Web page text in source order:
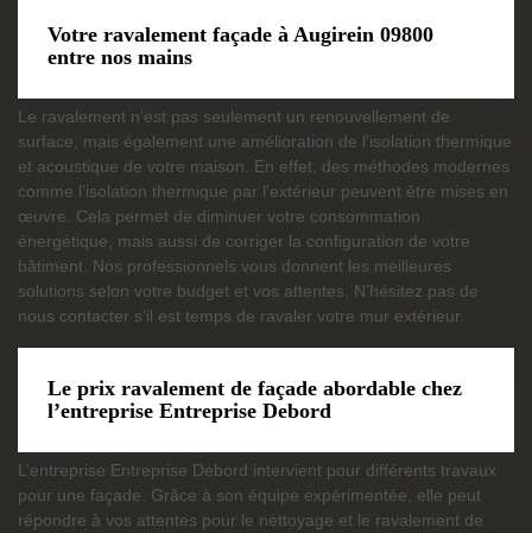
Votre ravalement façade à Augirein 09800
entre nos mains
Le ravalement n’est pas seulement un renouvellement de
surface, mais également une amélioration de l'isolation thermique
et acoustique de votre maison. En effet, des méthodes modernes
comme l'isolation thermique par l'extérieur peuvent être mises en
œuvre. Cela permet de diminuer votre consommation
énergétique, mais aussi de corriger la configuration de votre
bâtiment. Nos professionnels vous donnent les meilleures
solutions selon votre budget et vos attentes. N’hésitez pas de
nous contacter s’il est temps de ravaler votre mur extérieur.
Le prix ravalement de façade abordable chez
l’entreprise Entreprise Debord
L’entreprise Entreprise Debord intervient pour différents travaux
pour une façade. Grâce à son équipe expérimentée, elle peut
répondre à vos attentes pour le nettoyage et le ravalement de